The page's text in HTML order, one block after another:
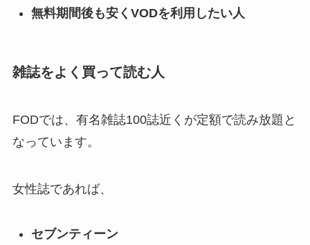
無料期間後も安くVODを利用したい人
雑誌をよく買って読む人
FODでは、有名雑誌100誌近くが定額で読み放題と
なっています。
女性誌であれば、
セブンティーン